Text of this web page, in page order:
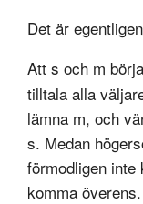
Det är
Att s och m
tilltala alla
lämna m, och
s. Medan
förmodligen
komma överens.